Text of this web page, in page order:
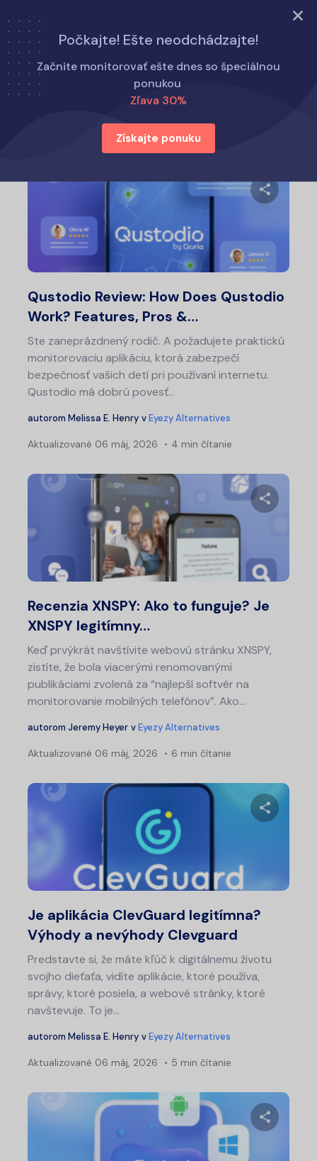
Vyskúšajte teraz
Počkajte! Ešte neodchádzajte!
Začnite monitorovať ešte dnes so špeciálnou
ponukou
Zľava 30%
Získajte ponuku
Domov Alternatívy k Eyezy
Alternatívy k Eyezy
Qustodio Review: How Does Qustodio
Work? Features, Pros &…
Ste zaneprázdnený rodič. A požadujete praktickú
monitorovaciu aplikáciu, ktorá zabezpečí
bezpečnosť vašich detí pri používaní internetu.
Qustodio má dobrú povesť...
autorom Melissa E. Henry vEyezy Alternatives
Aktualizované 06 máj, 2026 4 min čítanie
Recenzia XNSPY: Ako to funguje? Je
XNSPY legitímny…
Keď prvýkrát navštívite webovú stránku XNSPY,
zistíte, že bola viacerými renomovanými
publikáciami zvolená za “najlepší softvér na
monitorovanie mobilných telefónov”. Ako...
autorom Jeremy Heyer vEyezy Alternatives
Aktualizované 06 máj, 2026 6 min čítanie
Je aplikácia ClevGuard legitímna?
Výhody a nevýhody Clevguard
Predstavte si, že máte kľúč k digitálnemu životu
svojho dieťaťa, vidíte aplikácie, ktoré používa,
správy, ktoré posiela, a webové stránky, ktoré
navštevuje. To je...
autorom Melissa E. Henry vEyezy Alternatives
Aktualizované 06 máj, 2026 5 min čítanie